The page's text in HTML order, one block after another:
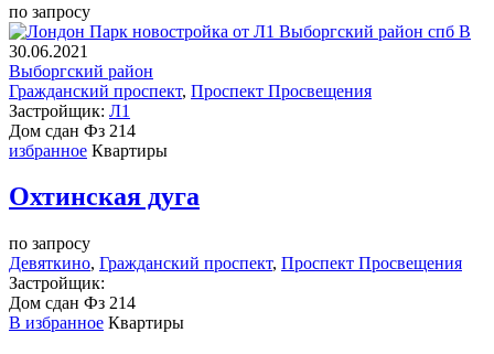
по запросу
30.06.2021
Выборгский район
Гражданский проспект, Проспект Просвещения
Застройщик: Л1
Дом сдан Фз 214
В
избранное Квартиры
Охтинская дуга
по запросу
Девяткино, Гражданский проспект, Проспект Просвещения
Застройщик:
Дом сдан Фз 214
В избранное Квартиры